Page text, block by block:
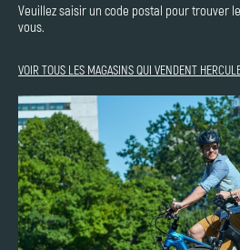
Veuillez saisir un code postal pour trouver
vous.
VOIR TOUS LES MAGASINS QUI VENDENT